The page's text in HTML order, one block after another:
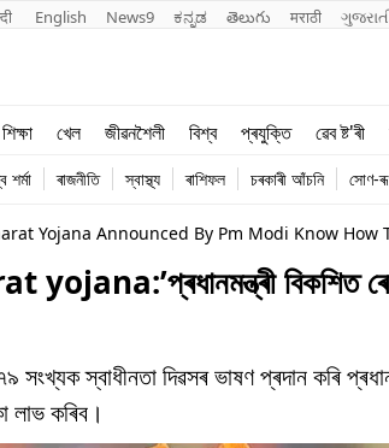
English News9 ಕನ್ನಡ తెలుగు मराठी
শিক্ষা খেল জীৱনশৈলী বিশ্ব প্ৰযুক্তি ৱেব ষ্ট'ৰী
খেল
জীৱনশৈলী
শৰ্মা ৰাজনীতি স্বাস্থ্য ৰাশিফল চৰকাৰী আঁচনি সোণ-
Yojana Announced By Pm Modi Know How
বিকশিত
দিৱসৰ ভাষণ প্ৰদান কৰি
লাভ কৰিব।